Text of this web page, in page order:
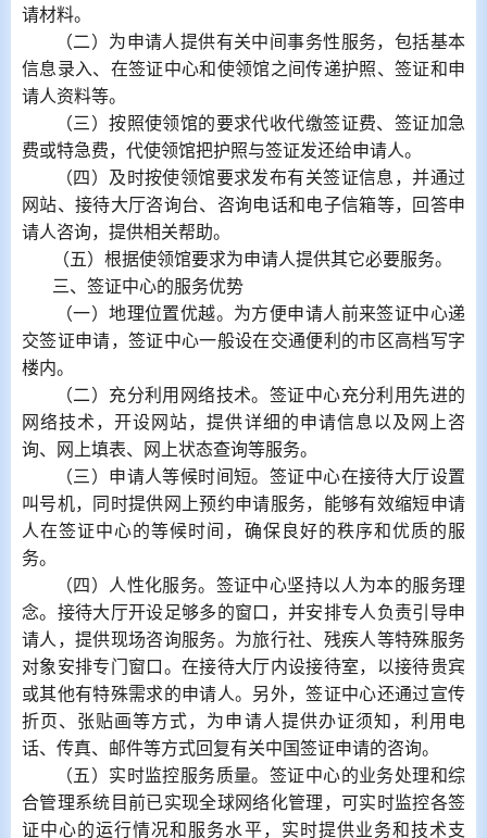
请材料。
（二）为申请人提供有关中间事务性服务，包括基本
信息录入、在签证中心和使领馆之间传递护照、签证和申
请人资料等。
（三）按照使领馆的要求代收代缴签证费、签证加急
费或特急费，代使领馆把护照与签证发还给申请人。
（四）及时按使领馆要求发布有关签证信息，并通过
网站、接待大厅咨询台、咨询电话和电子信箱等，回答申
请人咨询，提供相关帮助。
（五）根据使领馆要求为申请人提供其它必要服务。
三、签证中心的服务优势
（一）地理位置优越。为方便申请人前来签证中心递
交签证申请，签证中心一般设在交通便利的市区高档写字
楼内。
（二）充分利用网络技术。签证中心充分利用先进的
网络技术，开设网站，提供详细的申请信息以及网上咨
询、网上填表、网上状态查询等服务。
（三）申请人等候时间短。签证中心在接待大厅设置
叫号机，同时提供网上预约申请服务，能够有效缩短申请
人在签证中心的等候时间，确保良好的秩序和优质的服
务。
（四）人性化服务。签证中心坚持以人为本的服务理
念。接待大厅开设足够多的窗口，并安排专人负责引导申
请人，提供现场咨询服务。为旅行社、残疾人等特殊服务
对象安排专门窗口。在接待大厅内设接待室，以接待贵宾
或其他有特殊需求的申请人。另外，签证中心还通过宣传
折页、张贴画等方式，为申请人提供办证须知，利用电
话、传真、邮件等方式回复有关中国签证申请的咨询。
（五）实时监控服务质量。签证中心的业务处理和综
合管理系统目前已实现全球网络化管理，可实时监控各签
证中心的运行情况和服务水平，实时提供业务和技术支